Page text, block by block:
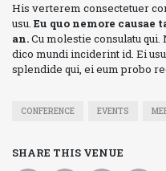
His verterem consectetuer
usu. Eu quo nemore causae
an.Cu molestie consulatu
dico mundi inciderint id. Ei
splendide qui, ei eum probo
CONFERENCE EVENTS
SHARE THIS VENUE